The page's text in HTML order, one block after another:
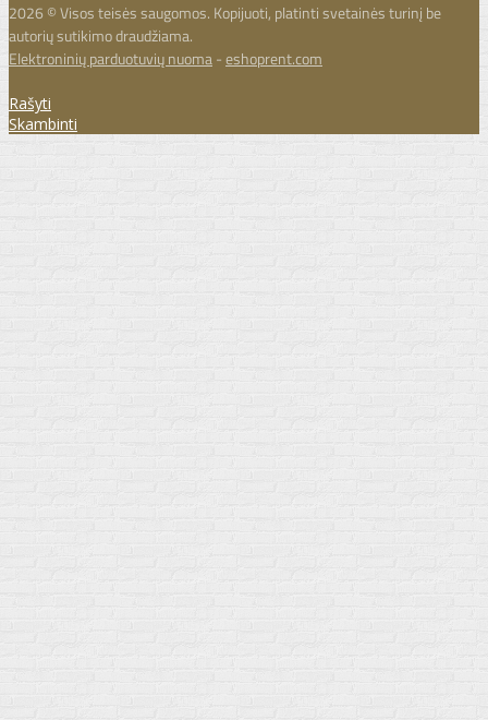
2026 © Visos teisės saugomos. Kopijuoti, platinti svetainės turinį be
autorių sutikimo draudžiama.
Elektroninių parduotuvių nuoma-eshoprent.com
Rašyti
Skambinti